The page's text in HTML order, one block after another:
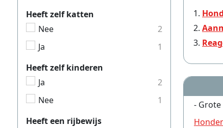
-
Heeft zelf katten
Nee
2
Ja
1
Heeft zelf kinderen
Ja
2
Nee
1
Heeft een rijbewijs